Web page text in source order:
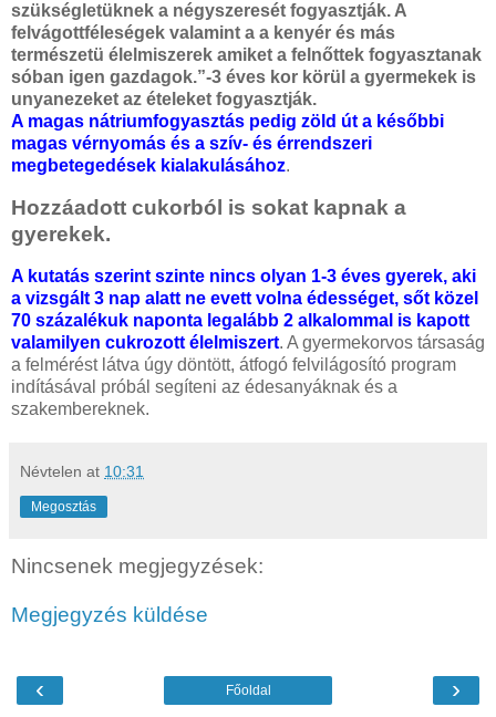
szükségletüknek a négyszeresét fogyasztják. A
felvágottféleségek valamint a a kenyér és más
természetü élelmiszerek amiket a felnőttek fogyasztanak
sóban igen gazdagok.”-3 éves kor körül a gyermekek is
unyanezeket az ételeket fogyasztják.
A magas nátriumfogyasztás pedig zöld út a későbbi
magas vérnyomás és a szív- és érrendszeri
megbetegedések kialakulásához.
Hozzáadott cukorból is sokat kapnak a
gyerekek.
A kutatás szerint szinte nincs olyan 1-3 éves gyerek, aki
a vizsgált 3 nap alatt ne evett volna édességet, sőt közel
70 százalékuk naponta legalább 2 alkalommal is kapott
valamilyen cukrozott élelmiszert. A gyermekorvos társaság
a felmérést látva úgy döntött, átfogó felvilágosító program
indításával próbál segíteni az édesanyáknak és a
szakembereknek.
Névtelen at 10:31
Megosztás
Nincsenek megjegyzések:
Megjegyzés küldése
‹ ›
Főoldal